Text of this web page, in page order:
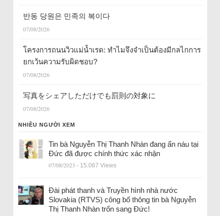
반동 당원은 민족의 복이다
07/08/2026
โครงการถนนวิวแม่น้ำเรด: ทำไมจึงจำเป็นต้องมีกลไกการ
ยกเว้นความรับผิดชอบ?
07/08/2026
写真をシェアしただけでも罰則の対象に
07/08/2026
NHIỀU NGƯỜI XEM
Tin bà Nguyễn Thị Thanh Nhàn đang ẩn náu tại
Đức đã được chính thức xác nhận
07/08/2023 - 15.067 Views
Đài phát thanh và Truyền hình nhà nước
Slovakia (RTVS) công bố thông tin bà Nguyễn
Thị Thanh Nhàn trốn sang Đức!